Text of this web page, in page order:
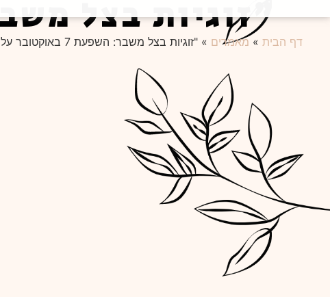
"זוגיות בצל משבר: השפעת 7
דף הבית » מאמרים »"זוגיות בצל משבר: השפעת 7 באוקטובר על הקשר"